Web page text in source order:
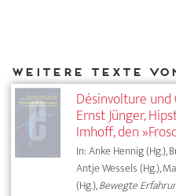
Désinvolture und
Ernst Jünger,
Imhoff, den
In: Anke Hennig (Hg.),
Antje Wessels (Hg.),
(Hg.),Bewegte